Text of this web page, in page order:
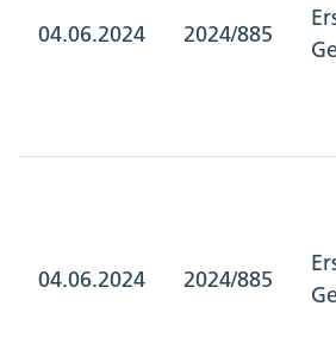
04.06.2024 2024/885
04.06.2024 2024/885